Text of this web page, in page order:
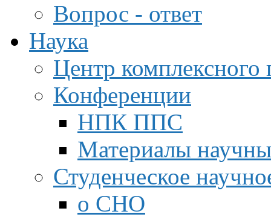
Вопрос - ответ
Наука
Центр
Конференции
НПК ППС
Материалы
Студенческое
о СНО